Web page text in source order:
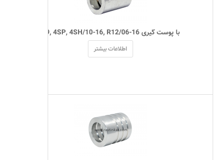
با پوست گیری R9, 4SP, 4SH/10-16, R12/06-16
اطلاعات بیشتر